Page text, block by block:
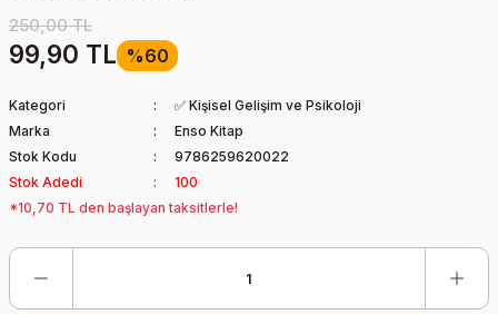
250,00 TL
99,90 TL %60
Kategori
✅ Kişisel Gelişim ve Psikoloji
Marka
Enso Kitap
Stok Kodu
9786259620022
Stok Adedi
100
*10,70 TL den başlayan taksitlerle!